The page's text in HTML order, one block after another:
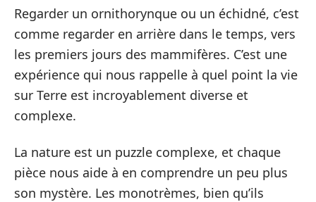
Regarder un ornithorynque ou un échidné, c’est
comme regarder en arrière dans le temps, vers
les premiers jours des mammifères. C’est une
expérience qui nous rappelle à quel point la vie
sur Terre est incroyablement diverse et
complexe.
La nature est un puzzle complexe, et chaque
pièce nous aide à en comprendre un peu plus
son mystère. Les monotrèmes, bien qu’ils